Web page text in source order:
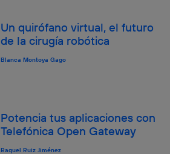
Un quirófano virtual, el futuro
de la cirugía robótica
Blanca Montoya Gago
Potencia tus aplicaciones con
Telefónica Open Gateway
Raquel Ruiz Jiménez